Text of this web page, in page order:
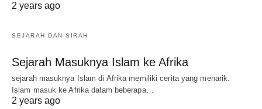
2 years ago
SEJARAH DAN SIRAH
Sejarah Masuknya Islam ke Afrika
sejarah masuknya Islam di Afrika memiliki cerita yang menarik.
Islam masuk ke Afrika dalam beberapa…
2 years ago